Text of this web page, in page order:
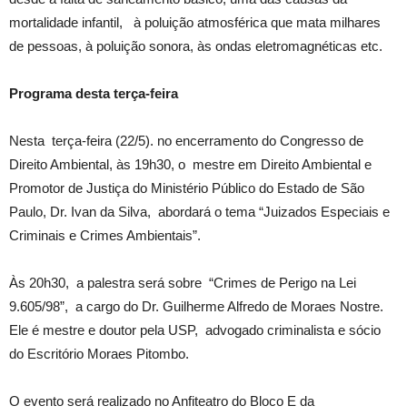
mortalidade infantil, à poluição atmosférica que mata milhares
de pessoas, à poluição sonora, às ondas eletromagnéticas etc.
Programa desta terça-feira
Nesta terça-feira (22/5). no encerramento do Congresso de
Direito Ambiental, às 19h30, o mestre em Direito Ambiental e
Promotor de Justiça do Ministério Público do Estado de São
Paulo, Dr. Ivan da Silva, abordará o tema “Juizados Especiais e
Criminais e Crimes Ambientais”.
Às 20h30, a palestra será sobre “Crimes de Perigo na Lei
9.605/98”, a cargo do Dr. Guilherme Alfredo de Moraes Nostre.
Ele é mestre e doutor pela USP, advogado criminalista e sócio
do Escritório Moraes Pitombo.
O evento será realizado no Anfiteatro do Bloco E da